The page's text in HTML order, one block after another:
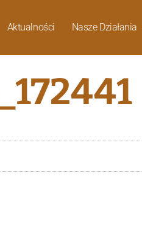
Aktualności Nasze Działania